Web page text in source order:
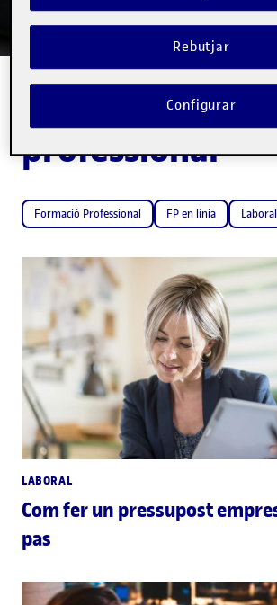
Blog de Formació
professional
Formació Professional FP en línia Laboral
LABORAL
Com fer un pressupost
pas
Rebutjar
Configurar